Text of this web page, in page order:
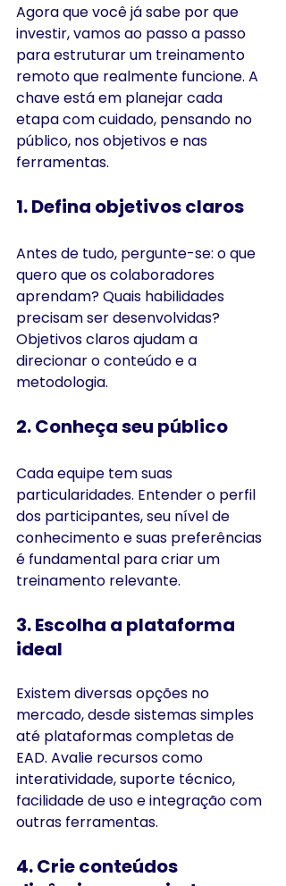
Agora que você já sabe por que
investir, vamos ao passo a passo
para estruturar um treinamento
remoto que realmente funcione. A
chave está em planejar cada
etapa com cuidado, pensando no
público, nos objetivos e nas
ferramentas.
1. Defina objetivos claros
Antes de tudo, pergunte-se: o que
quero que os colaboradores
aprendam? Quais habilidades
precisam ser desenvolvidas?
Objetivos claros ajudam a
direcionar o conteúdo e a
metodologia.
2. Conheça seu público
Cada equipe tem suas
particularidades. Entender o perfil
dos participantes, seu nível de
conhecimento e suas preferências
é fundamental para criar um
treinamento relevante.
3. Escolha a plataforma
ideal
Existem diversas opções no
mercado, desde sistemas simples
até plataformas completas de
EAD. Avalie recursos como
interatividade, suporte técnico,
facilidade de uso e integração com
outras ferramentas.
4. Crie conteúdos